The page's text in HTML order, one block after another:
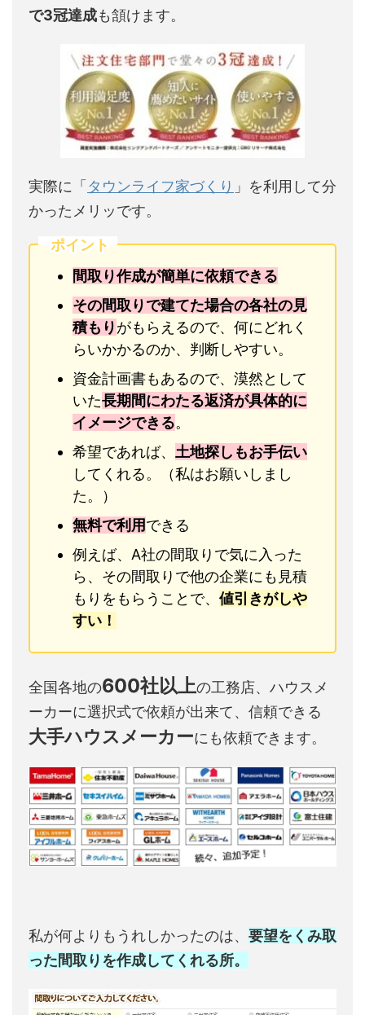
で3冠達成も頷けます。
実際に「 タウンライフ家づくり 」を利用して分
かったメリッです。
ポイント
間取り作成が簡単に依頼できる
その間取りで建てた場合の各社の見
積もりがもらえるので、何にどれく
らいかかるのか、判断しやすい。
資金計画書もあるので、漠然として
いた長期間にわたる返済が具体的に
イメージできる。
希望であれば、 土地探しもお手伝い
してくれる。（私はお願いしまし
た。）
無料で利用できる
例えば、A社の間取りで気に入った
ら、その間取りで他の企業にも見積
もりをもらうことで、 値引きがしや
すい！
全国各地の600社以上の工務店、ハウスメ
ーカーに選択式で依頼が出来て、信頼できる
大手ハウスメーカーにも依頼できます。
私が何よりもうれしかったのは、 要望をくみ取
った間取りを作成してくれる所。